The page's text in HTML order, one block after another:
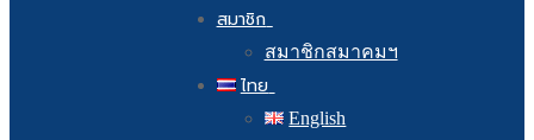
สมาชิก
สมาชิกสมาคมฯ
ไทย
English